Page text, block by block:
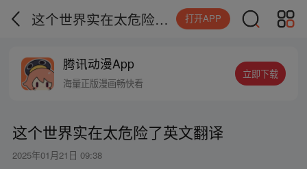
这个世界实在太危险了英文翻译 打开APP
腾讯动漫App
海量正版漫画畅快看
立即下载
这个世界实在太危险了英文翻译
2025年01月21日 09:38